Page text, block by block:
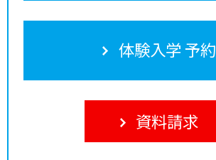
体験入学 予約
資料請求